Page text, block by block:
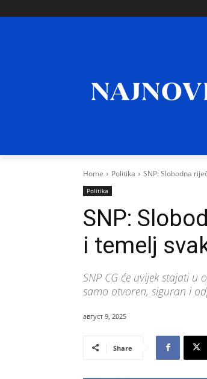
Home Politika SNP: Slobodna
Politika
SNP:
i temelj
SNP CG će uvijek stajati
samo otvoren, siguran i
август 9, 2025
Share